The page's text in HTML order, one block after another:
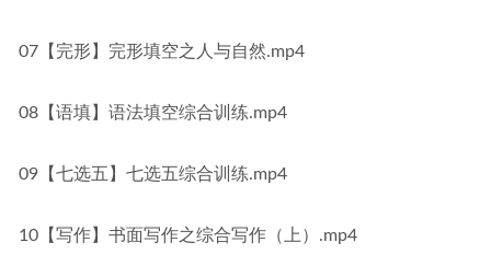
07【完形】完形填空之人与自然.mp4
08【语填】语法填空综合训练.mp4
09【七选五】七选五综合训练.mp4
10【写作】书面写作之综合写作（上）.mp4